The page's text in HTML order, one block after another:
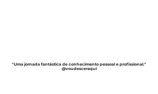
"Uma jornada fantástica de conhecimento pessoal e profissional."
@voudesceraqui